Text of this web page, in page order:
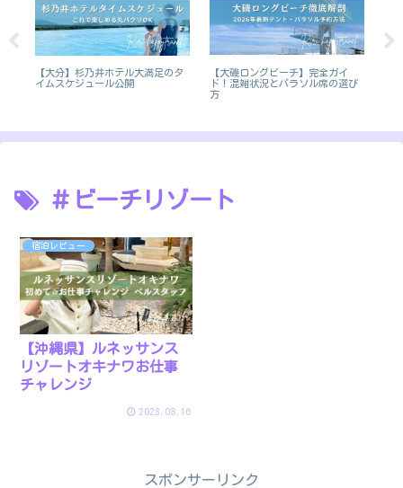
【大分】杉乃井ホテル大満足のタ
イムスケジュール公開
【大磯ロングビーチ】完全ガイ
ド！混雑状況とパラソル席の選び
方
＃ビーチリゾート
宿泊レビュー
【沖縄県】ルネッサンス
リゾートオキナワお仕事
チャレンジ
2023.08.16
スポンサーリンク